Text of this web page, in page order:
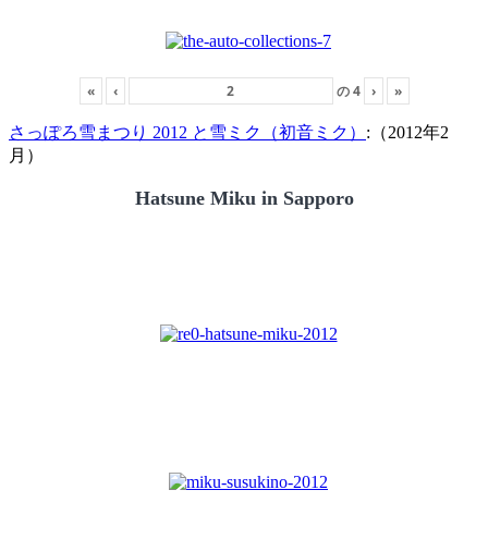
« ‹ の4 › »
さっぽろ雪まつり 2012 と雪ミク（初音ミク） :（2012年2
月）
Hatsune Miku in Sapporo